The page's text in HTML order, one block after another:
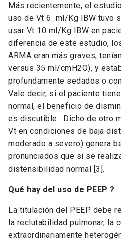
Más recientemente, el
uso de Vt 6 ml/Kg IBW tuvo
usar Vt 10 ml/Kg IBW en
diferencia de este estudio,
ARMA eran más graves,
versus 35 ml/cmH2O), y
profundamente sedados o
Vale decir, si el paciente
normal, el beneficio de
es discutible. Dicho de otro
Vt en condiciones de baja
moderado a severo) genera
pronunciados que si se
distensibilidad normal [3].
Qué hay del uso de PEEP ?
La titulación del PEEP debe
la reclutabilidad pulmonar, la
extraordinariamente